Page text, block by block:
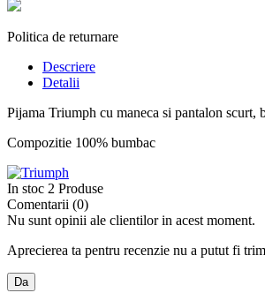
Politica de returnare
Descriere
Detalii
Pijama Triumph cu maneca si pantalon scurt,
Compozitie 100% bumbac
In stoc 2 Produse
Comentarii (0)
Nu sunt opinii ale clientilor in acest moment.
Aprecierea ta pentru recenzie nu a putut fi
Da